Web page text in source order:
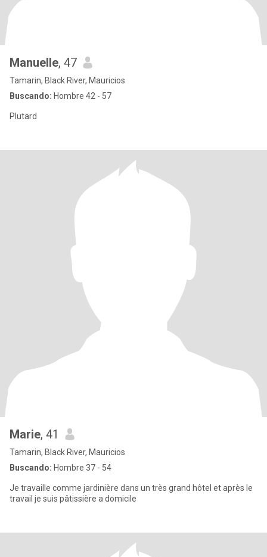
Manuelle, 47
Tamarin, Black River, Mauricios
Buscando: Hombre 42 - 57
Plutard
Marie, 41
Tamarin, Black River, Mauricios
Buscando: Hombre 37 - 54
Je travaille comme jardinière dans un très grand hôtel et après le
travail je suis pâtissière a domicile